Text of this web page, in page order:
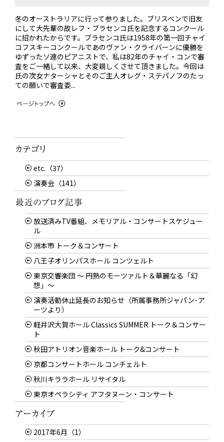
冬のオーストラリアに行って参りました。ブリスベンで旧友
にして大先輩の故レフ・ブラセンコ氏を記念するコンクール
に招かれたからです。ブラセンコ氏は1958年の第一回チャイ
コフスキーコンクールであのヴァン・クライバーンに優勝を
ゆずったソ連のピアニストで、私は82年のチャイ・コンで審
査をご一緒して以来、大変親しくさせて頂きました。今回は
氏の次女ナターシャとそのご主人オレグ・ステパノフのたっ
ての願いで審査委...
etc.（37）
演奏会（141）
放送済みTV番組、メモリアル・コンサートスケジュー
ル
洲本市 トーク＆コンサート
八王子オリンパスホール コンツェルト
東京交響楽団 〜 円熟のモーツァルト＆華麗なる「幻
想」〜
演奏活動休止延長のお知らせ（所属事務所ジャパン･ア
ーツより）
軽井沢大賀ホール Classics SUMMER トーク＆コンサー
ト
秋田アトリオン音楽ホール トーク&コンサート
京都コンサートホール コンチェルト
秋川キララホール リサイタル
東京オペラシティ アフタヌーン・コンサート
2017年6月（1）